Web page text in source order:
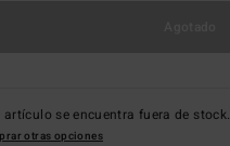
artículo se encuentra fuera de stock.
otras opciones